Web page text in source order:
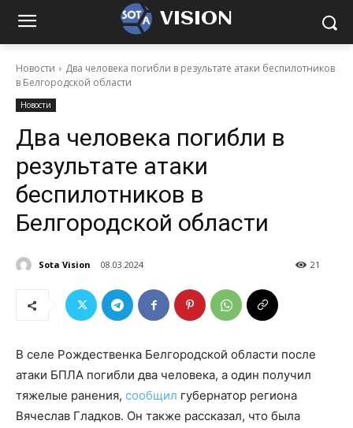
VISION
Новости
Два человека погибли в результате атаки беспилотников
в Белгородской области
Новости
Два человека погибли в
результате атаки
беспилотников в
Белгородской области
Sota Vision 08.03.2024 21
В селе Рождественка Белгородской области после
атаки БПЛА погибли два человека, а один получил
тяжелые ранения, сообщил губернатор региона
Вячеслав Гладков. Он также рассказал, что была